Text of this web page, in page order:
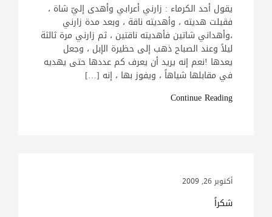
يقول أحد الكرماء : زارني أعرابي وأهدى إليّ شاة ،
فقبلت هديته ، وأهديته ناقة ، وبعد مدة زارني
،وأهداني شاتين فأهديته ناقتين ، ثم زارني مرة ثالثة
ليلاً وعند الصباح ذهب إلى حظيرة الإبل ، وجعل
يعدها !نعم إنه يريد أن يعرف كم عددها حتى يهديه
في مقابلها شياهاً ، ويفوز بها ، إنه […]
Continue Reading
أكتوبر 26, 2009
شكراً